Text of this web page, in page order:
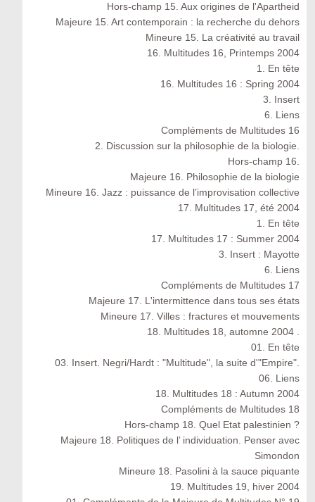
Hors-champ 15. Aux origines de l'Apartheid
Majeure 15. Art contemporain : la recherche du dehors
Mineure 15. La créativité au travail
16. Multitudes 16, Printemps 2004
1. En tête
16. Multitudes 16 : Spring 2004
3. Insert
6. Liens
Compléments de Multitudes 16
2. Discussion sur la philosophie de la biologie.
Hors-champ 16.
Majeure 16. Philosophie de la biologie
Mineure 16. Jazz : puissance de l’improvisation collective
17. Multitudes 17, été 2004
1. En tête
17. Multitudes 17 : Summer 2004
3. Insert : Mayotte
6. Liens
Compléments de Multitudes 17
Majeure 17. L'intermittence dans tous ses états
Mineure 17. Villes : fractures et mouvements
18. Multitudes 18, automne 2004 .
01. En tête
03. Insert. Negri/Hardt : "Multitude", la suite d'"Empire".
06. Liens
18. Multitudes 18 : Autumn 2004
Compléments de Multitudes 18
Hors-champ 18. Quel Etat palestinien ?
Majeure 18. Politiques de l’ individuation. Penser avec
Simondon
Mineure 18. Pasolini à la sauce piquante
19. Multitudes 19, hiver 2004